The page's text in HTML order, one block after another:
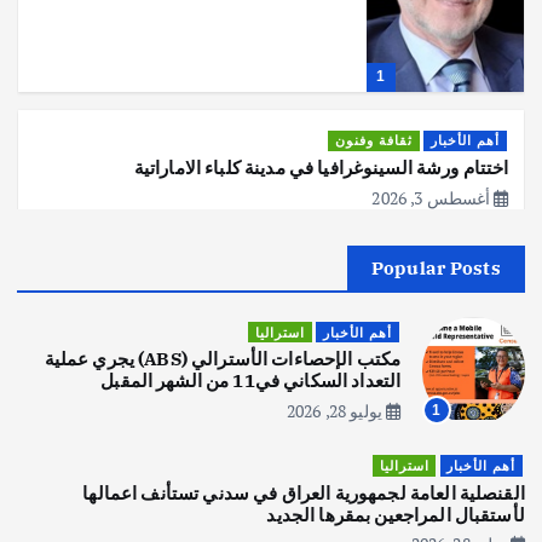
1
أهم الأخبار ثقافة وفنون
اختتام ورشة السينوغرافيا في مدينة كلباء الاماراتية
أغسطس 3, 2026
2
اصبح بطلاً لأستراليا بلعبة كمال الاجسام
يوليو 30, 2026
3
يوليو 30, 2026
Popular Posts
1
أهم الأخبار استراليا
مكتب الإحصاءات الأسترالي (ABS) يجري عملية
التعداد السكاني في11 من الشهر المقبل
يوليو 28, 2026
أهم الأخبار استراليا
القنصلية العامة لجمهورية العراق في سدني تستأنف اعمالها
لأستقبال المراجعين بمقرها الجديد